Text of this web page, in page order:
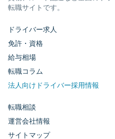
転職サイトです。
ドライバー求人
免許・資格
給与相場
転職コラム
法人向けドライバー採用情報
転職相談
運営会社情報
サイトマップ